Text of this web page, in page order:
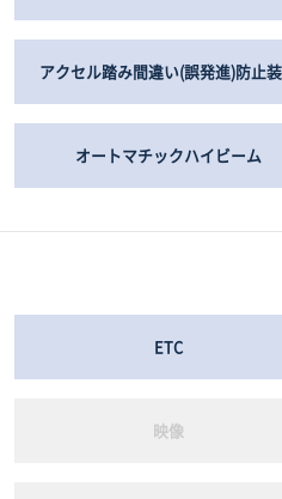
アクセル踏み間違い(誤発進)防止
オートマチックハイビーム
ETC
映像